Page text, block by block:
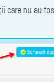
care nu au